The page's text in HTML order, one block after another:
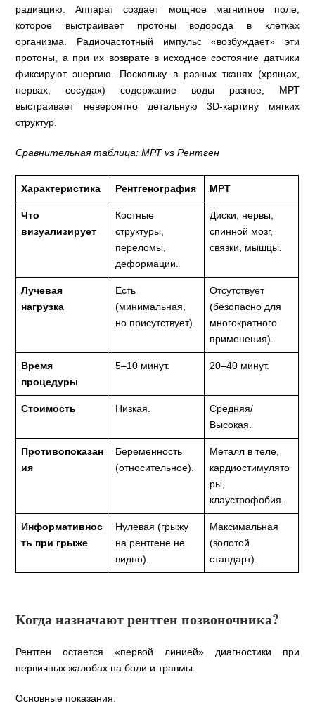
радиацию. Аппарат создает мощное магнитное поле,
которое выстраивает протоны водорода в клетках
организма. Радиочастотный импульс «возбуждает» эти
протоны, а при их возврате в исходное состояние датчики
фиксируют энергию. Поскольку в разных тканях (хрящах,
нервах, сосудах) содержание воды разное, МРТ
выстраивает невероятно детальную 3D-картину мягких
структур.
Сравнительная таблица: МРТ vs Рентген
Характеристика Рентгенография МРТ
Что
визуализирует
Костные
структуры,
переломы,
деформации.
Диски, нервы,
спинной мозг,
связки, мышцы.
Лучевая
нагрузка
Есть
(минимальная,
но присутствует).
Отсутствует
(безопасно для
многократного
применения).
Время
процедуры
5–10 минут. 20–40 минут.
Стоимость Низкая.
Средняя/
Высокая.
Противопоказан
ия
Беременность
(относительное).
Металл в теле,
кардиостимулято
ры,
клаустрофобия.
Информативнос
ть при грыже
Нулевая (грыжу
на рентгене не
видно).
Максимальная
(золотой
стандарт).
Когда назначают рентген позвоночника?
Рентген остается «первой линией» диагностики при
первичных жалобах на боли и травмы.
Основные показания: